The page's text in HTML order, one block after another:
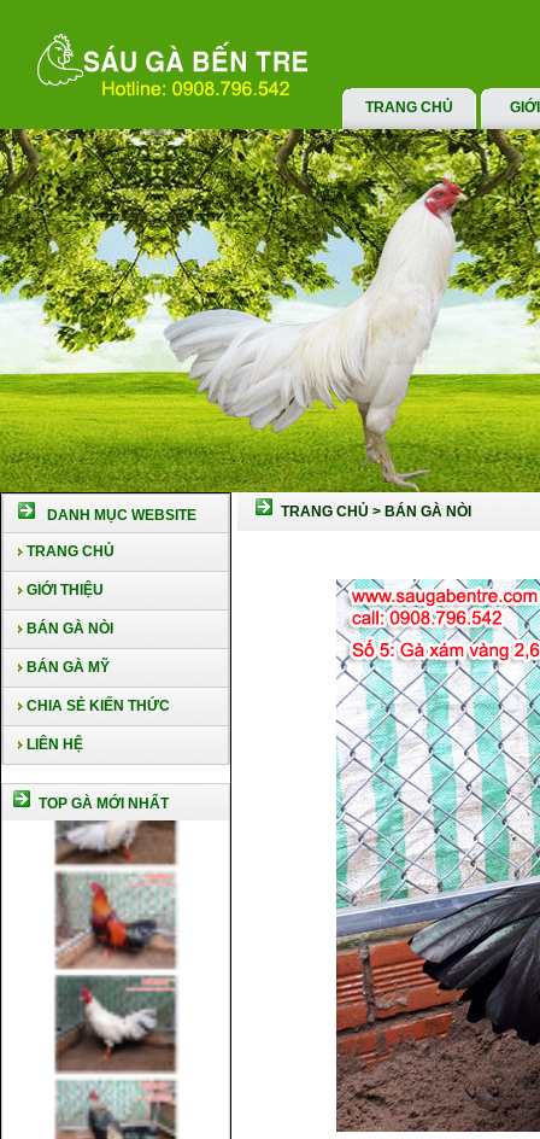
TRANG CHỦ
DANH MỤC WEBSITE
TRANG CHỦ
GIỚI THIỆU
BÁN GÀ NÒI
BÁN GÀ MỸ
CHIA SẺ KIẾN THỨC
LIÊN HỆ
TOP GÀ MỚI NHẤT
TRANG CHỦ > BÁN GÀ NÒI